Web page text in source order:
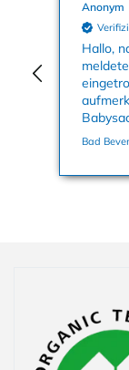
Anonym
Hallo, nachdem ich mich bei euch
Bad